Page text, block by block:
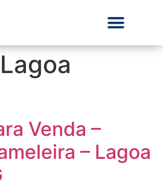
Lagoa
Venda –
– Lagoa